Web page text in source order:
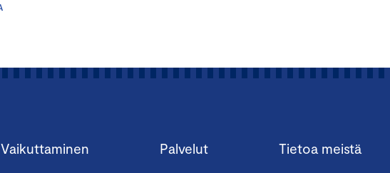
Vaikuttaminen Palvelut Tietoa meistä